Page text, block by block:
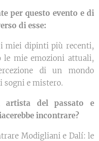
per questo evento e di
di esse:
i miei dipinti più recenti,
le mie emozioni attuali,
di un mondo
sogni e mistero.
artista del passato e
incontrare?
Modigliani e Dalí: le